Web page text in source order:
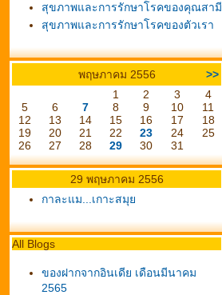
สุขภาพและการรักษาโรคของคุณสามี
สุขภาพและการรักษาโรคของตัวเรา
พฤษภาคม 2556
>>
1
2 3
4
5
6 7 8 9 10
11
12
13 14 15 16 17
18
19
20 21 22 23 24
25
26
27 28 29 30 31
29 พฤษภาคม 2556
กาละแม...เกาะสมุ
All Blogs
ของฝากจากอินเดีย เดือนมีนาคม
2565